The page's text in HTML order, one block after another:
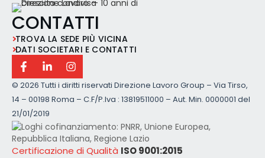
CONTATTI
TROVA LA SEDE PIÙ VICINA
DATI SOCIETARI E CONTATTI
© 2026 Tutti i diritti riservati Direzione Lavoro Group – Via Tirso,
14 – 00198 Roma – C.F/P.Iva : 13819511000 – Aut. Min. 0000001 del
21/01/2019
Certificazione di Qualità ISO 9001:2015